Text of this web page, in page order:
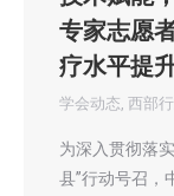
专家志愿
疗水平提
学会动态 西部
为深入贯彻落
县”行动号召，